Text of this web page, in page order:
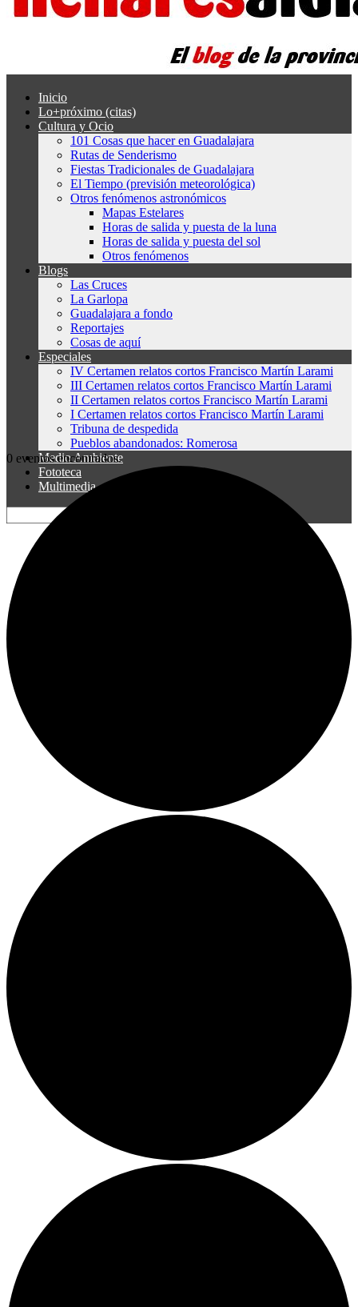
Inicio
Lo+próximo (citas)
Cultura y Ocio
101 Cosas que hacer en Guadalajara
Rutas de Senderismo
Fiestas Tradicionales de Guadalajara
El Tiempo (previsión meteorológica)
Otros fenómenos astronómicos
Mapas Estelares
Horas de salida y puesta de la luna
Horas de salida y puesta del sol
Otros fenómenos
Blogs
Las Cruces
La Garlopa
Guadalajara a fondo
Reportajes
Cosas de aquí
Especiales
IV Certamen relatos cortos Francisco Martín Larami
III Certamen relatos cortos Francisco Martín Larami
II Certamen relatos cortos Francisco Martín Larami
I Certamen relatos cortos Francisco Martín Larami
Tribuna de despedida
Pueblos abandonados: Romerosa
Medio Ambiente
Fototeca
Multimedia
0 eventos encontrados.